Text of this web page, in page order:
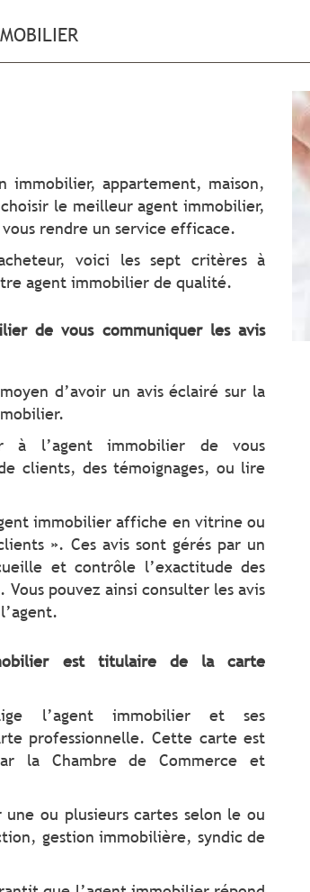
immobilier, appartement, maison,
le meilleur agent immobilier,
rendre un service efficace.
voici les sept critères à
agent immobilier de qualité.
de vous communiquer les avis
d’avoir un avis éclairé sur la
à l’agent immobilier de vous
clients, des témoignages, ou lire
immobilier affiche en vitrine ou
». Ces avis sont gérés par un
et contrôle l’exactitude des
pouvez ainsi consulter les avis
est titulaire de la carte
l’agent immobilier et ses
professionnelle. Cette carte est
la Chambre de Commerce et
ou plusieurs cartes selon le ou
gestion immobilière, syndic de